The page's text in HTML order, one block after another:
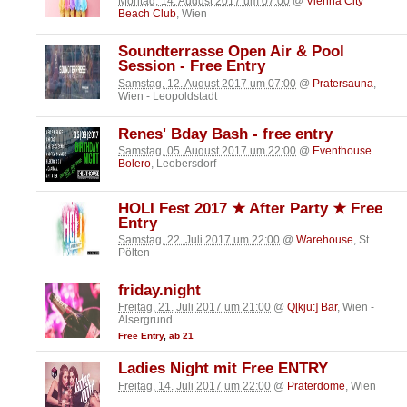
Beach Club, Wien
Soundterrasse Open Air & Pool
Session - Free Entry
Samstag, 12. August 2017 um 07:00 @ Pratersauna
Wien - Leopoldstadt
Renes' Bday Bash - free entry
Samstag, 05. August 2017 um 22:00 @ Eventhouse
Bolero, Leobersdorf
HOLI Fest 2017 ★ After Party ★ Free
Entry
Samstag, 22. Juli 2017 um 22:00 @ Warehouse, St.
Pölten
friday.night
Freitag, 21. Juli 2017 um 21:00 @ Q[kju:] Bar, Wien -
Alsergrund
Free Entry, ab 21
Ladies Night mit Free ENTRY
Freitag, 14. Juli 2017 um 22:00 @ Praterdome , Wien